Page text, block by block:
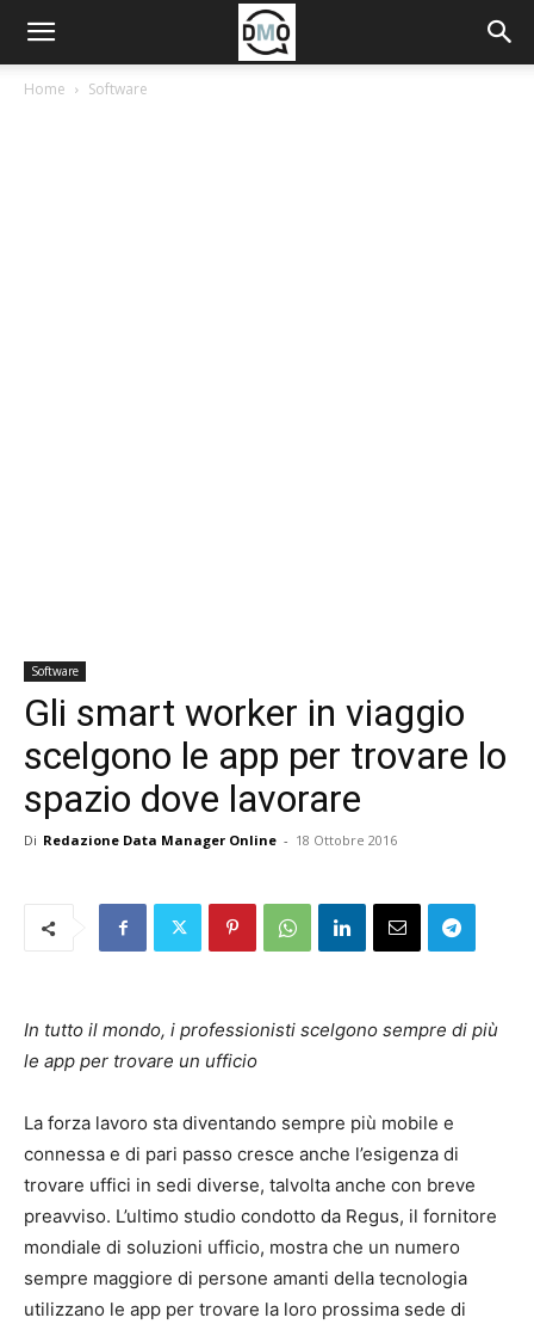
Home Software
Software
Gli smart worker in viaggio
scelgono le app per trovare lo
spazio dove lavorare
Di Redazione Data Manager Online - 18 Ottobre 2016
In tutto il mondo, i professionisti scelgono sempre di più
le app per trovare un ufficio
La forza lavoro sta diventando sempre più mobile e
connessa e di pari passo cresce anche l’esigenza di
trovare uffici in sedi diverse, talvolta anche con breve
preavviso. L’ultimo studio condotto da Regus, il fornitore
mondiale di soluzioni ufficio, mostra che un numero
sempre maggiore di persone amanti della tecnologia
utilizzano le app per trovare la loro prossima sede di